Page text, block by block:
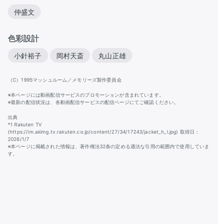
仲盛文
色彩設計
小針裕子 岡村天斎 丸山正雄
（C）1995マッシュルーム／メモリーズ製作委員会
※本ページには動画配信サービスのプロモーションが含まれています。
※最新の配信状況は、各動画配信サービスの配信ページにてご確認ください。
出典
*1 Rakuten TV
(https://im.akimg.tv.rakuten.co.jp/content/27/34/17243/jacket_h_l.jpg) 取得日：
2026/1/7
※本ページに掲載された情報は、著作権法32条の定める適法な引用の範囲内で使用していま
す。